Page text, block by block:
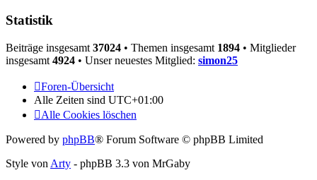
Statistik
Beiträge insgesamt 37024 • Themen insgesamt 1894 • Mitglieder
insgesamt 4924 • Unser neuestes Mitglied: simon25
Foren-Übersicht
Alle Zeiten sind UTC+01:00
Alle Cookies löschen
Powered by phpBB® Forum Software © phpBB Limited
Style von Arty - phpBB 3.3 von MrGaby